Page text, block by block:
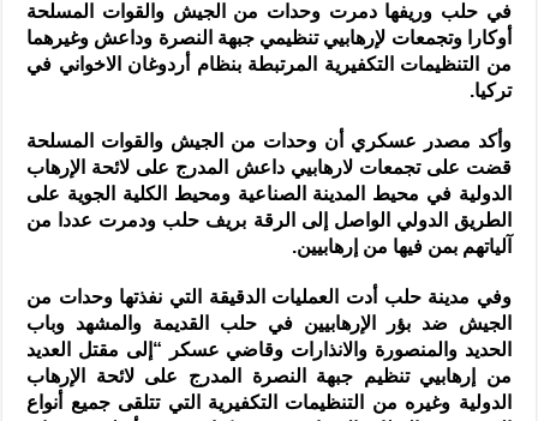
في حلب وريفها دمرت وحدات من الجيش والقوات المسلحة
أوكارا وتجمعات لإرهابيي تنظيمي جبهة النصرة وداعش وغيرهما
من التنظيمات التكفيرية المرتبطة بنظام أردوغان الاخواني في
تركيا.
وأكد مصدر عسكري أن وحدات من الجيش والقوات المسلحة
قضت على تجمعات لارهابيي داعش المدرج على لائحة الإرهاب
الدولية في محيط المدينة الصناعية ومحيط الكلية الجوية على
الطريق الدولي الواصل إلى الرقة بريف حلب ودمرت عددا من
آلياتهم بمن فيها من إرهابيين.
وفي مدينة حلب أدت العمليات الدقيقة التي نفذتها وحدات من
الجيش ضد بؤر الإرهابيين في حلب القديمة والمشهد وباب
الحديد والمنصورة والانذارات وقاضي عسكر “إلى مقتل العديد
من إرهابيي تنظيم جبهة النصرة المدرج على لائحة الإرهاب
الدولية وغيره من التنظيمات التكفيرية التي تتلقى جميع أنواع